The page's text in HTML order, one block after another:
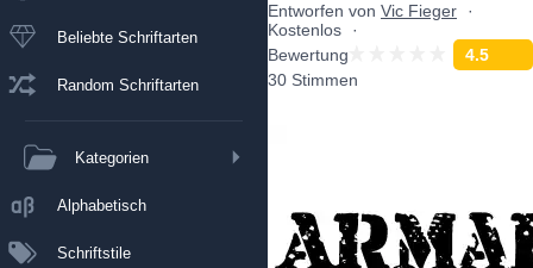
Beliebte Schriftarten
Random Schriftarten
Kategorien
Alphabetisch
Schriftstile
Entworfen von Vic Fieger
Kostenlos
Bewertung
4.5
30 Stimmen